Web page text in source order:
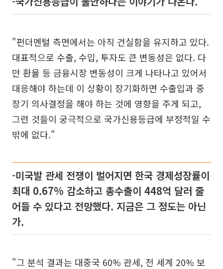
"펀더멘털 측면에서는 아직 건실함을 유지하고 있다.
대표적으로 수출, 수입, 투자도 큰 변동성은 없다. 다
만 환율 등 금융시장 변동성이 크게 나타나고 있어서
대응해야 하는데 이 상황이 장기화하면 수출입과 중
장기 의사결정을 해야 하는 것에 영향을 주게 되고,
그런 것들이 궁극적으로 국가신용등급에 부정적일 수
밖에 없다."
-미국발 관세 전쟁이 벌어지면 한국 경제성장률이
최대 0.67% 감소하고 총수출이 448억 달러 줄
어들 수 있다고 전망했다. 지금은 그 정도는 아닌
가.
"그 분석 결과는 대중국 60% 관세, 전 세계 20% 보